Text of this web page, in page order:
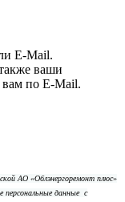
E-Mail.
ваши
по E-Mail.
АО «Облэнергоремонт плюс»
персональные данные с